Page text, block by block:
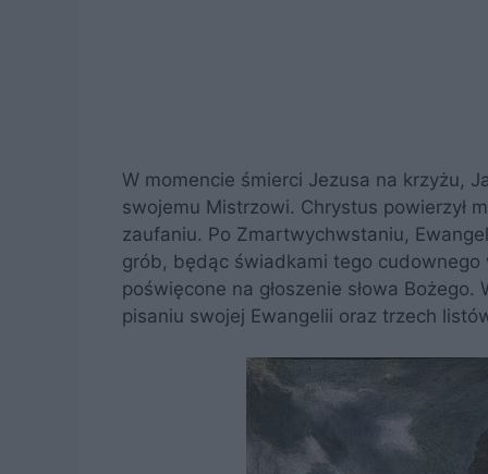
W momencie śmierci Jezusa na krzyżu,
swojemu Mistrzowi. Chrystus powierzył
zaufaniu. Po Zmartwychwstaniu,
grób, będąc świadkami tego cudownego
poświęcone na głoszenie słowa
pisaniu swojej Ewangelii oraz trzech